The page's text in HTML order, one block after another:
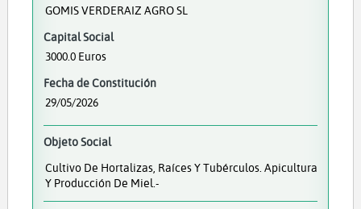
GOMIS VERDERAIZ AGRO SL
Capital Social
3000.0 Euros
Fecha de Constitución
29/05/2026
Objeto Social
Cultivo De Hortalizas, Raíces Y Tubérculos. Apicultura
Y Producción De Miel.-